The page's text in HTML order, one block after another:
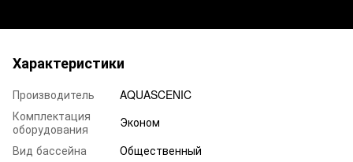
Характеристики
Производитель
AQUASCENIC
Комплектация
оборудования
Эконом
Вид бассейна
Общественный